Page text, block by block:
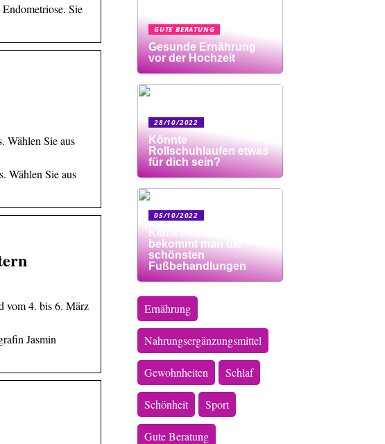
Sie
Wählen Sie aus
Wählen Sie aus
vom 4. bis 6. März
Jasmin
GUTE BERATUNG
Gesunde Ernährung
vor der Hochzeit
28/10/2022
Könnte
Rollschuhlaufen etwas
für dich sein?
05/10/2022
Klinik AK: Hier
bekommt man die
schönsten
Fußbehandlungen
Ernährung
Nahrungsergänzungsmittel
Gewohnheiten Schlaf
Schönheit Sport
Gute Beratung